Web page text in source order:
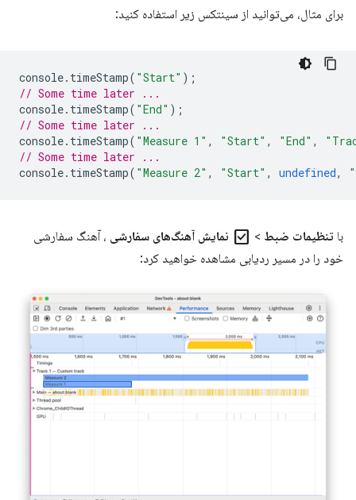
برای مثال، می‌توانید از سینتکس زیر استفاده کنید:
console. timeStamp( "Start" );
// Some time later ...
console. timeStamp( "End" );
// Some time later ...
console. timeStamp( "Measure 1" , "Start" , "End" ,
// Some time later ...
console. timeStamp( "Measure 2" , "Start" , undefined,
با تنظیمات ضبط >
check_box نمایش آهنگ‌های سفارشی ، آهنگ سفارشی
خود را در مسیر ردیابی مشاهده خواهید کرد: